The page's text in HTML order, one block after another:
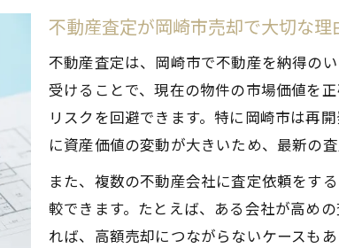
売却戦略に活かす不動産査定の活用法
高値売却を目指すための査定ポイント
不動産査定が利益最大化に直結する理由
産査定を通じて資産価値を最大化する方法
不動産査定を活用した資産価値向上のコツ
資産価値最大化に役立つ査定の工夫とは
不動産査定から始まる価値アップの流れ
資産価値を高める不動産査定の実践法
不動産査定が岡崎市売却で大切な理
不動産査定は、岡崎市で不動産を納得の
受けることで、現在の物件の市場価値を
リスクを回避できます。特に岡崎市は再
に資産価値の変動が大きいため、最新の
また、複数の不動産会社に査定依頼をす
較できます。たとえば、ある会社が高め
れば、高額売却につながらないケースも